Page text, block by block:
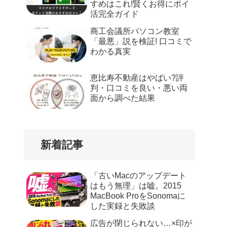
すめはこれ!賢くお得にポイ
活完全ガイド
商工会議所パソコン教室
「最悪」説を検証! 口コミで
わかる真実
恵比寿不動産はやばい?評
判・口コミを良い・悪い両
面から調べた結果
新着記事
「古いMacのアップデート
はもう無理」は嘘。2015
MacBook ProをSonomaに
した実録と失敗談
広告が閉じられない…×印が